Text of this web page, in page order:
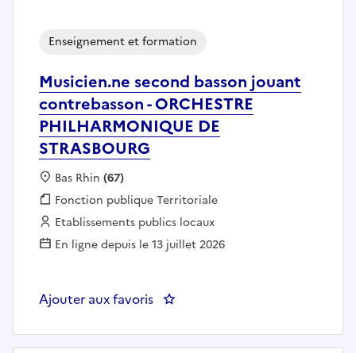
Musicien.ne second basson jouant
contrebasson - ORCHESTRE
PHILHARMONIQUE DE
STRASBOURG
Enseignement et formation
Localisation :
Bas Rhin (67)
Fonction publique :
Fonction publique Territoriale
Employeur :
Etablissements publics locaux
En ligne depuis le 13 juillet 2026
Ajouter aux favoris : Musicien.ne second basson